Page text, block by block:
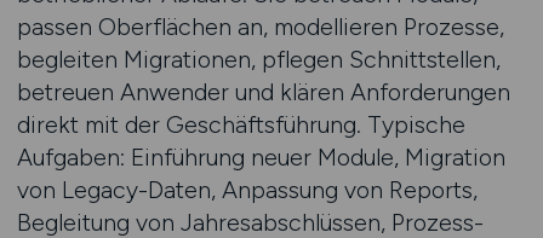
passen Oberflächen an, modellieren Prozesse,
begleiten Migrationen, pflegen Schnittstellen,
betreuen Anwender und klären Anforderungen
direkt mit der Geschäftsführung. Typische
Aufgaben: Einführung neuer Module, Migration
von Legacy-Daten, Anpassung von Reports,
Begleitung von Jahres­abschlüssen, Prozess­